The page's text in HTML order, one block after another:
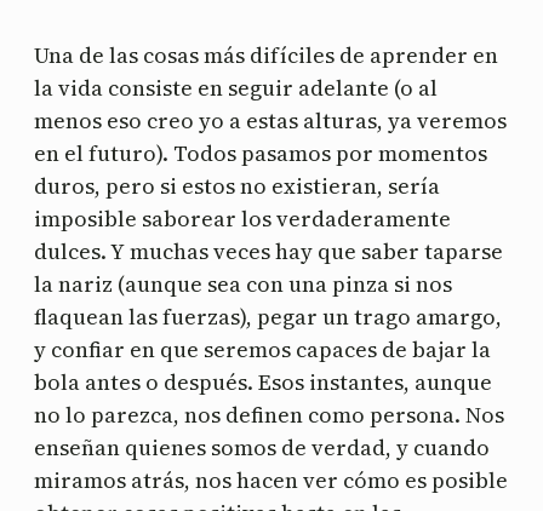
Una de las cosas más difíciles de aprender en
la vida consiste en seguir adelante (o al
menos eso creo yo a estas alturas, ya veremos
en el futuro). Todos pasamos por momentos
duros, pero si estos no existieran, sería
imposible saborear los verdaderamente
dulces. Y muchas veces hay que saber taparse
la nariz (aunque sea con una pinza si nos
flaquean las fuerzas), pegar un trago amargo,
y confiar en que seremos capaces de bajar la
bola antes o después. Esos instantes, aunque
no lo parezca, nos definen como persona. Nos
enseñan quienes somos de verdad, y cuando
miramos atrás, nos hacen ver cómo es posible